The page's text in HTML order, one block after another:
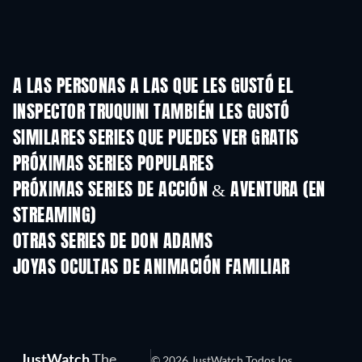
A LAS PERSONAS A LAS QUE LES GUSTÓ EL
INSPECTOR TRUQUINI TAMBIÉN LES GUSTÓ
TV
SIMILARES SERIES QUE PUEDES VER GRATIS
TV TV
PRÓXIMAS SERIES POPULARES
TV
PRÓXIMAS SERIES DE ACCIÓN & AVENTURA (EN
STREAMING)Temporada 2
OTRAS SERIES DE DON ADAMS
JOYAS OCULTAS DE ANIMACIÓN FAMILIAR
TV
JustWatchThe